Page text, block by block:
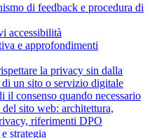
di feedback e procedura di
accessibilità
e approfondimenti
la privacy sin dalla
di un sito o servizio digitale
il consenso quando necessario
sito web: architettura,
riferimenti DPO
strategia